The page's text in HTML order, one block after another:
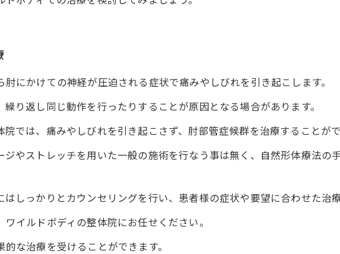
にかけての神経が圧迫される症状で痛みやしびれを引き起こします。
り返し同じ動作を行ったりすることが原因となる場合があります。
では、痛みやしびれを引き起こさず、肘部管症候群を治療することがで
ジやストレッチを用いた一般の施術を行なう事は無く、自然形体療法の
しっかりとカウンセリングを行い、患者様の症状や要望に合わせた治
イルドボディの整体院にお任せください。
な治療を受けることができます。